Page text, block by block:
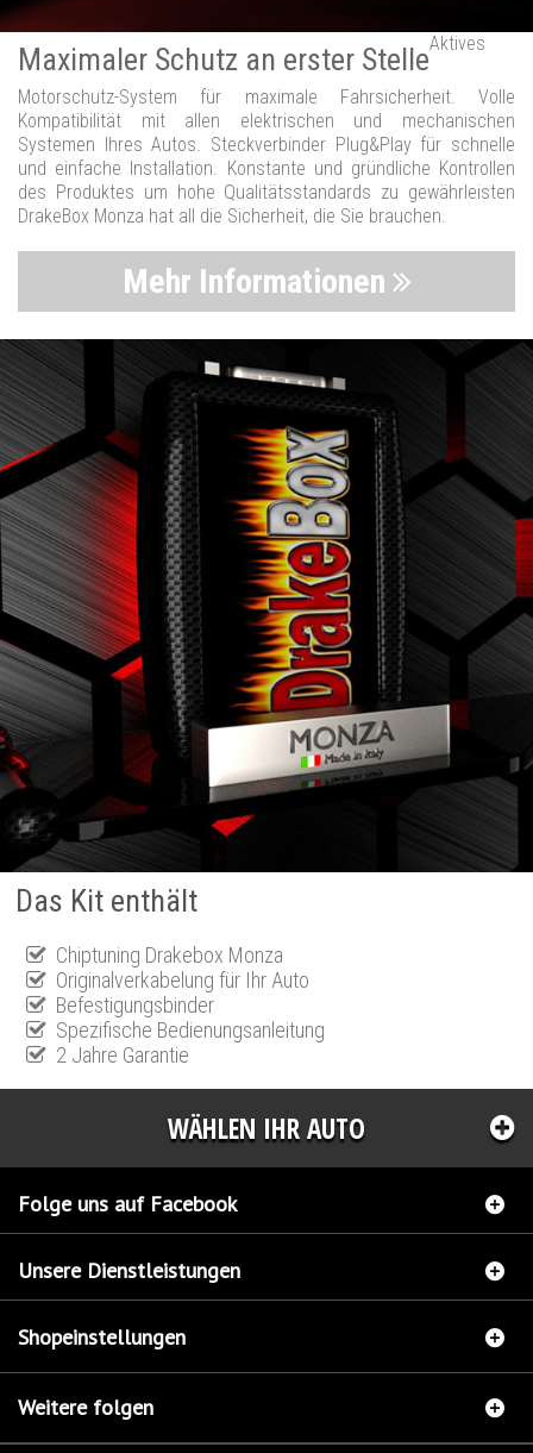
Maximaler Schutz an erster StelleAktives
Motorschutz-System für maximale Fahrsicherheit. Volle
Kompatibilität mit allen elektrischen und mechanischen
Systemen Ihres Autos. Steckverbinder Plug&Play für schnelle
und einfache Installation. Konstante und gründliche Kontrollen
des Produktes um hohe Qualitätsstandards zu gewährleisten
DrakeBox Monza hat all die Sicherheit, die Sie brauchen.
Mehr Informationen
Das Kit enthält
Chiptuning Drakebox Monza
Originalverkabelung für Ihr Auto
Befestigungsbinder
Spezifische Bedienungsanleitung
2 Jahre Garantie
WÄHLEN IHR AUTO
Folge uns auf Facebook
Unsere Dienstleistungen
Shopeinstellungen
Weitere folgen